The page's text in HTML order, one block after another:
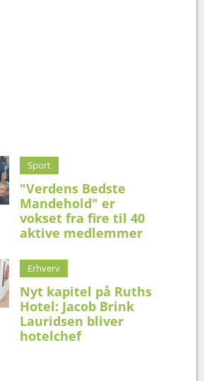
Sport
"Verdens Bedste
Mandehold" er
vokset fra fire til 40
aktive medlemmer
Erhverv
Nyt kapitel på Ruths
Hotel: Jacob Brink
Lauridsen bliver
hotelchef